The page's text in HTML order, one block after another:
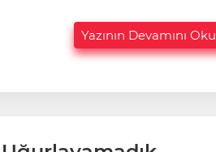
Yazının Devamını Oku